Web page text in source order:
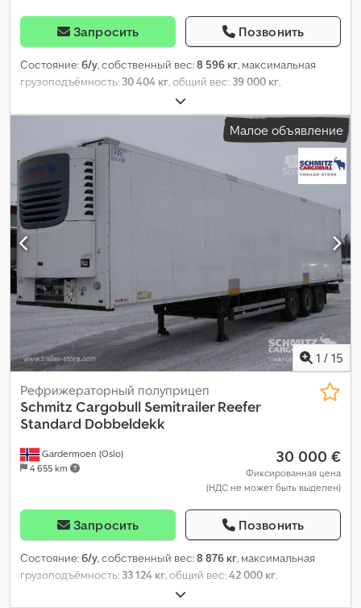
Запросить Позвонить
Состояние:б/у, собственный вес:8 596 кг, максимальная
грузоподъёмность: 30 404 кг, общий вес: 39 000 кг,
, первая регистрация:
следующая проверка (TÜV):10/2026, длина грузового отсека:
, ширина пространства для загрузки:2 490 мм,
высота грузового отсека:2 600 мм
пространства:
86 м³, подвеска:воздух , размер шины:385/65
R22,5, колесная база: белый, Год выпуска:2017,
Оборудование:
ABS
Малое объявление
1 / 15
Gardermoen (Oslo)
4 655 km
Рефрижераторный полуприцеп
Schmitz Cargobull Semitrailer Reefer
Standard Dobbeldekk
30 000 €
Фиксированная цена
(НДС не может быть выделен)
Запросить Позвонить
Состояние:б/у, собственный вес:8 876 кг, максимальная
грузоподъёмность: 33 124 кг , общий вес:42 000 кг
, первая регистрация: